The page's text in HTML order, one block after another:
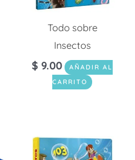
Todo sobre
Insectos
$ 9.00
AÑADIR AL
CARRITO